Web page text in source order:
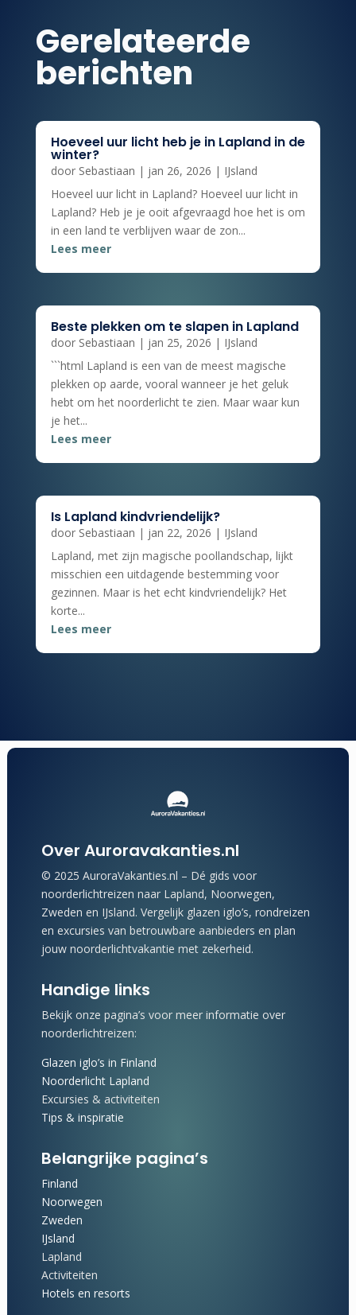
Gerelateerde
berichten
Hoeveel uur licht heb je in Lapland in de
winter?
door Sebastiaan | jan 26, 2026 | IJsland
Hoeveel uur licht in Lapland? Hoeveel uur licht in
Lapland? Heb je je ooit afgevraagd hoe het is om
in een land te verblijven waar de zon...
Lees meer
Beste plekken om te slapen in Lapland
door Sebastiaan | jan 25, 2026 | IJsland
```html Lapland is een van de meest magische
plekken op aarde, vooral wanneer je het geluk
hebt om het noorderlicht te zien. Maar waar kun
je het...
Lees meer
Is Lapland kindvriendelijk?
door Sebastiaan | jan 22, 2026 | IJsland
Lapland, met zijn magische poollandschap, lijkt
misschien een uitdagende bestemming voor
gezinnen. Maar is het echt kindvriendelijk? Het
korte...
Lees meer
Over Auroravakanties.nl
© 2025 AuroraVakanties.nl – Dé gids voor
noorderlichtreizen naar Lapland, Noorwegen,
Zweden en IJsland. Vergelijk glazen iglo’s, rondreizen
en excursies van betrouwbare aanbieders en plan
jouw noorderlichtvakantie met zekerheid.
Handige links
Bekijk onze pagina’s voor meer informatie over
noorderlichtreizen:
Glazen iglo’s in Finland
Noorderlicht Lapland
Excursies & activiteiten
Tips & inspiratie
Belangrijke pagina’s
Finland
Noorwegen
Zweden
IJsland
Lapland
Activiteiten
Hotels en resorts